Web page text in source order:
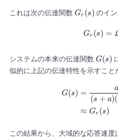
これは次の伝達関数 G_{r}
Gr (s) のイン
Gr (s) =
システムの本来の伝達関数 G(s)
G(s)
似的に上記の伝達特性を示すこと
G(s) =
(s + a)(
a
≈ Gr (s)
この結果から、大域的な応答速